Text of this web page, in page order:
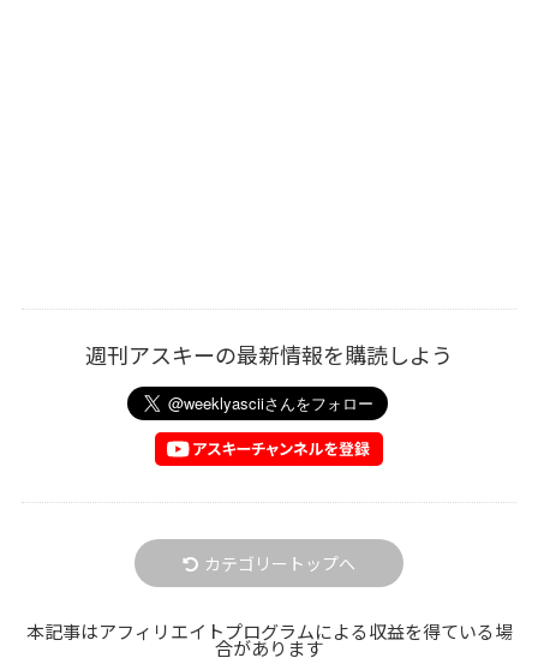
週刊アスキーの最新情報を購読しよう
カテゴリートップへ
本記事はアフィリエイトプログラムによる収益を得ている場
合があります